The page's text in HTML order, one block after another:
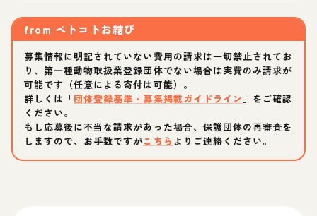
from ペトコトお結び
募集情報に明記されていない費用の請求は一切禁止されてお
り、第一種動物取扱業登録団体でない場合は実費のみ請求が
可能です（任意による寄付は可能）。
詳しくは「団体登録基準・募集掲載ガイドライン 」をご確認
ください。
もし応募後に不当な請求があった場合、保護団体の再審査を
しますので、お手数ですがこちら よりご連絡ください。